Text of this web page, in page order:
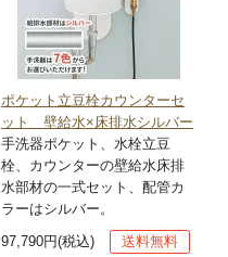
ポケット立豆栓カウンターセ
ット 壁給水×床排水シルバー
手洗器ポケット、水栓立豆
栓、カウンターの壁給水床排
水部材の一式セット、配管カ
ラーはシルバー。
97,790円(税込)
送料無料